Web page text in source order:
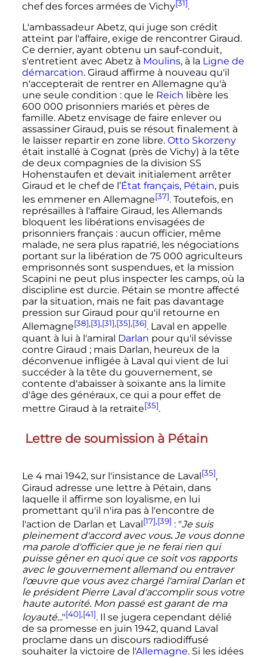
chef des forces armées de Vichy[31].
L'ambassadeur Abetz, qui juge son crédit
atteint par l'affaire, exige de rencontrer Giraud.
Ce dernier, ayant obtenu un sauf-conduit,
s'entretient avec Abetz à Moulins, à la Ligne de
démarcation. Giraud affirme à nouveau qu'il
n'accepterait de rentrer en Allemagne qu'à
une seule condition : que le Reich libère les
600 000 prisonniersmariés et pères de
famille. Abetz envisage de faire enlever ou
assassiner Giraud, puis se résout finalement à
le laisser repartir en zone libre. Otto Skorzeny
était installé à Cognat (près de Vichy) à la tête
de deux compagnies de la division SS
Hohenstaufen et devait initialement arrêter
Giraud et le chef de l’État français, Pétain, puis
les emmener en Allemagne[37]. Toutefois, en
représailles à l'affaire Giraud, les Allemands
bloquent les libérations envisagées de
prisonniers français : aucun officier, même
malade, ne sera plus rapatrié, les négociations
portant sur la libération de 75 000 agriculteurs
emprisonnés sont suspendues, et la mission
Scapini ne peut plus inspecter les camps, où la
discipline est durcie. Pétain se montre affecté
par la situation, mais ne fait pas davantage
pression sur Giraud pour qu'il retourne en
Allemagne[38],[3],[31],[35],[36]. Laval en appelle
quant à lui à l'amiral Darlan pour qu'il sévisse
contre Giraud ; mais Darlan, heureux de la
déconvenue infligée à Laval qui vient de lui
succéder à la tête du gouvernement, se
contente d'abaisser à soixante ans la limite
d'âge des généraux, ce qui a pour effet de
mettre Giraud à la retraite[35].
Lettre de soumission à Pétain
Le 4 mai 1942, sur l'insistance de Laval [35],
Giraud adresse une lettre à Pétain, dans
laquelle il affirme son loyalisme, en lui
promettant qu'il n'ira pas à l'encontre de
l'action de Darlan et Laval[17],[39] : "Je suis
pleinement d'accord avec vous.Je vous donne
ma parole d'officier que je ne ferai rien qui
puisse gêner en quoi que ce soit vos rapports
avec le gouvernement allemand ou entraver
l'œuvre que vous avez chargé l'amiral Darlan et
le président Pierre Laval d'accomplir sous votre
haute autorité. Mon passé est garant de ma
loyauté..."[40],[41]. Il se jugera cependant délié
de sa promesse en juin 1942, quand Laval
proclame dans un discours radiodiffusé
souhaiter la victoire de l'Allemagne. Si les idées